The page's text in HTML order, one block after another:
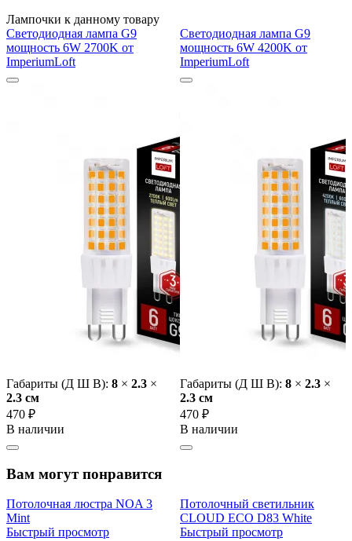
Лампочки к данному товару
Светодиодная лампа G9
мощность 6W 2700K от
ImperiumLoft
Габариты (Д Ш В): 8 × 2.3 ×
2.3 cм
470 ₽
В наличии
Светодиодная лампа G9
мощность 6W 4200K от
ImperiumLoft
Габариты (Д Ш В): 8 × 2.3 ×
2.3 cм
470 ₽
В наличии
Вам могут понравится
Потолочная люстра NOA 3
Mint
Быстрый просмотр
Потолочный светильник
CLOUD ECO D83 White
Быстрый просмотр